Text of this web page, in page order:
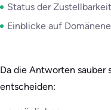
Status der
Einblicke auf
Da die Antworten sauber
entscheiden: